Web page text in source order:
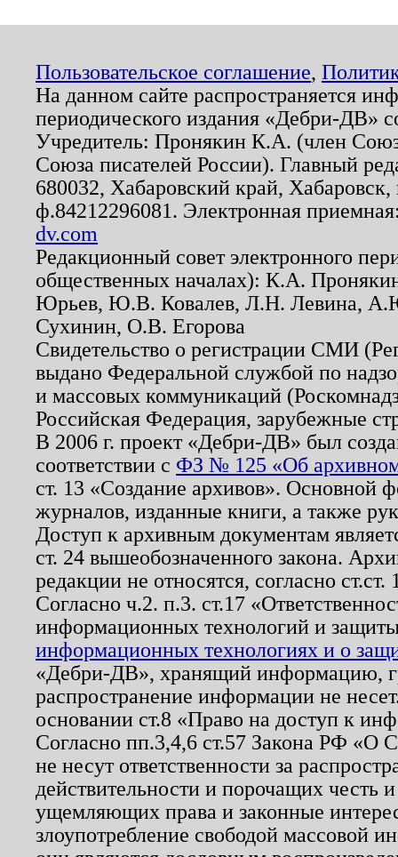
Пользовательское соглашение,
На данном сайте распространяется
периодического издания «Дебри-ДВ»
Учредитель: Пронякин К.А. (член
Союза писателей России). Главный
680032, Хабаровский край,
ф.84212296081. Электронная
dv.com
Редакционный совет электронного
общественных началах): К.А.
Юрьев, Ю.В. Ковалев, Л.Н. Левина,
Сухинин, О.В. Егорова
Свидетельство о регистрации СМИ
выдано Федеральной службой по
и массовых коммуникаций
Российская Федерация, зарубежные
В 2006 г. проект «Дебри-ДВ» был
соответствии с ФЗ № 125 «Об
ст. 13 «Создание архивов». Основной
журналов, изданные книги, а также
Доступ к архивным документам
ст. 24 вышеобозначенного закона.
редакции не относятся, согласно
Согласно ч.2. п.3. ст.17
информационных технологий и
информационных технологиях и о
«Дебри-ДВ», хранящий информацию,
распространение информации не
основании ст.8 «Право на доступ к
Согласно пп.3,4,6 ст.57 Закона РФ «О
не несут ответственности за
действительности и порочащих честь
ущемляющих права и законные
злоупотребление свободой массовой